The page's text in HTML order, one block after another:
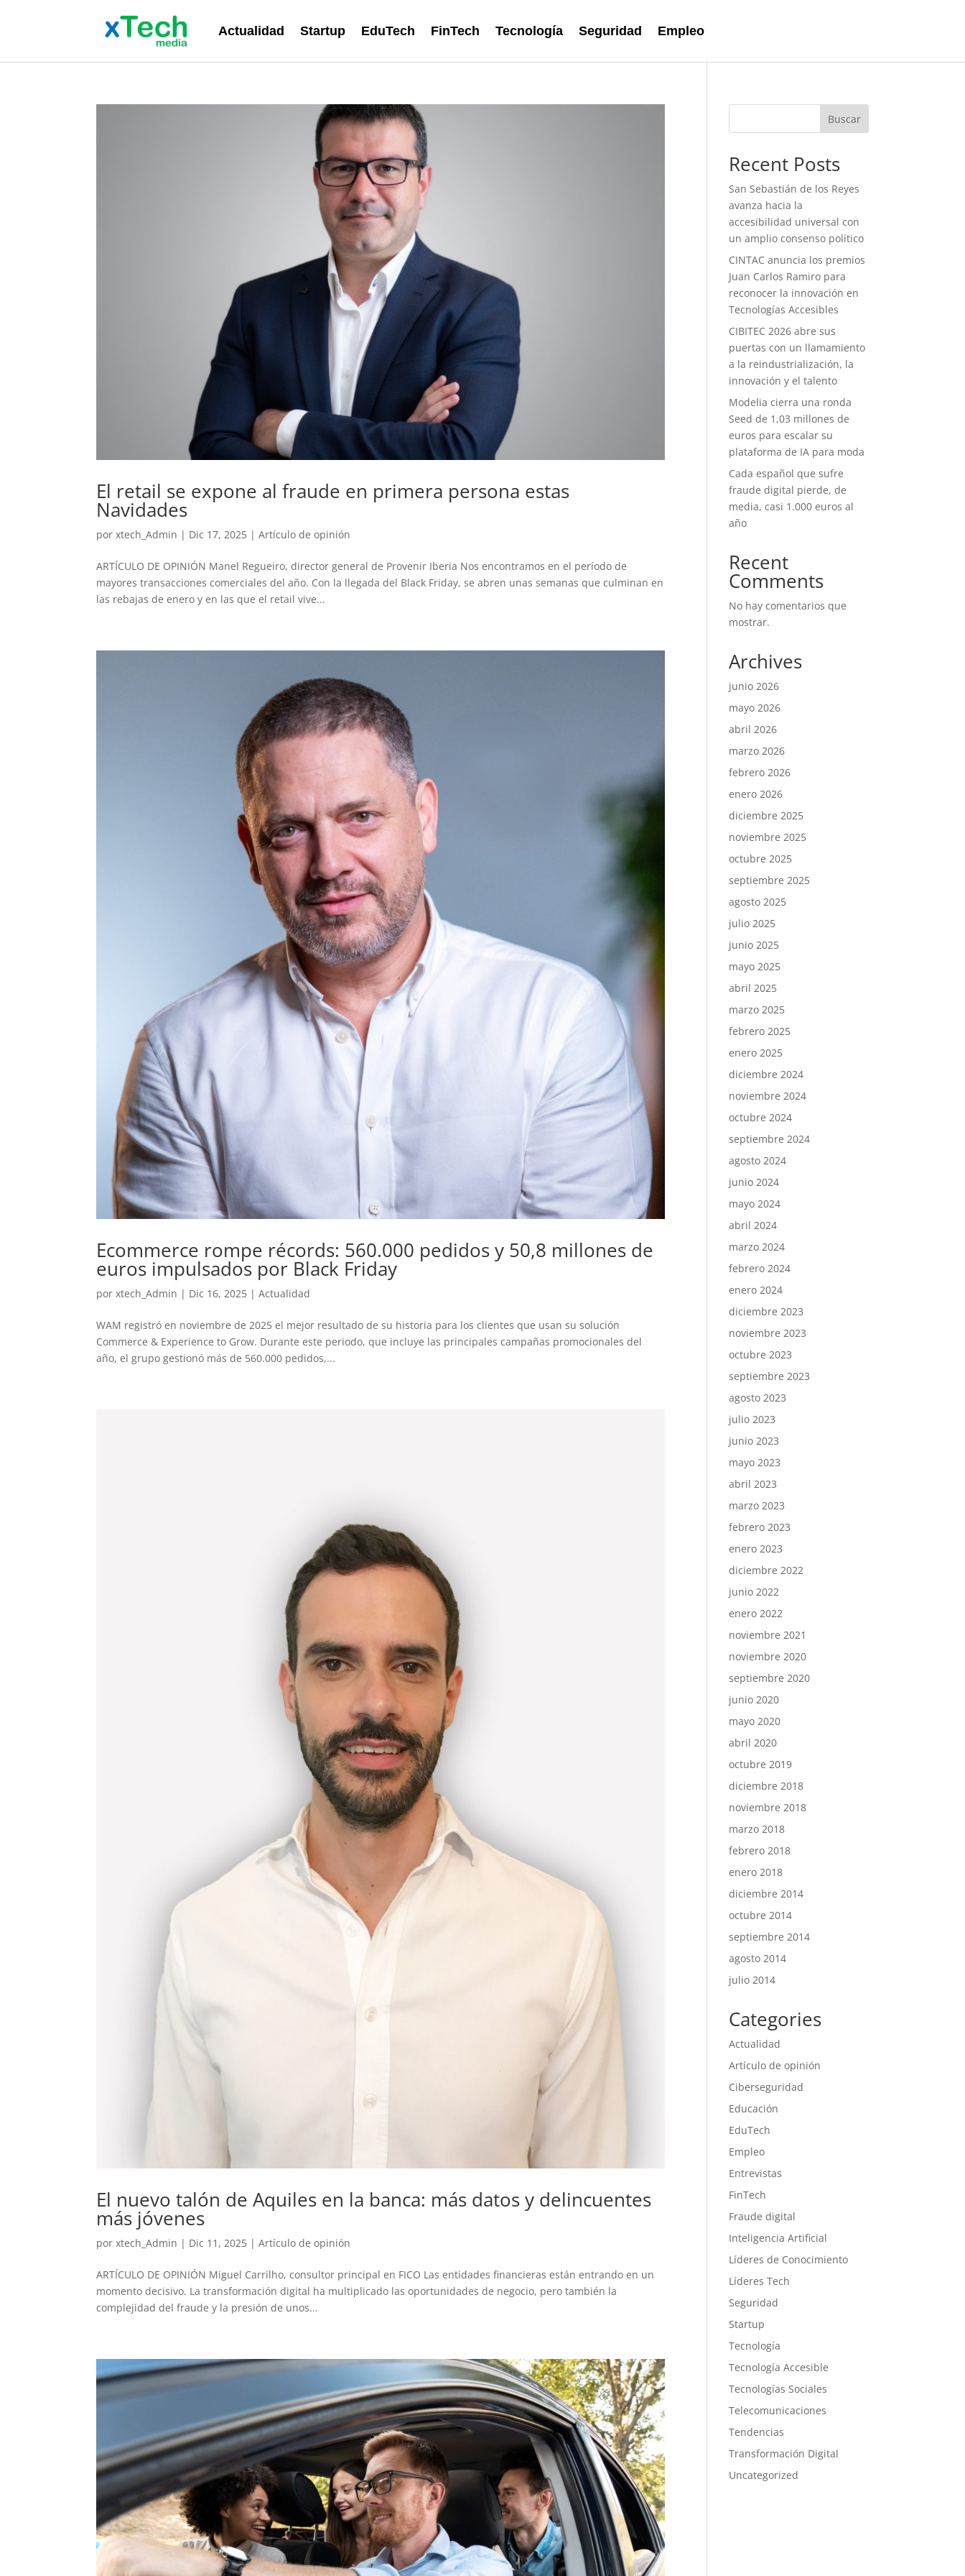
Actualidad Startup EduTech FinTech Tecnología Seguridad Empleo
El retail se expone al fraude en primera persona estas
Navidades
porxtech_Admin | Dic 17, 2025 |Artículo de opinión
ARTÍCULO DE OPINIÓN Manel Regueiro, director general de Provenir Iberia Nos encontramos en el período de
mayores transacciones comerciales del año. Con la llegada del Black Friday, se abren unas semanas que culminan en
las rebajas de enero y en las que el retail vive...
Ecommerce rompe récords: 560.000 pedidos y 50,8 millones de
euros impulsados por Black Friday
porxtech_Admin | Dic 16, 2025 |Actualidad
WAM registró en noviembre de 2025 el mejor resultado de su historia para los clientes que usan su solución
Commerce & Experience to Grow. Durante este periodo, que incluye las principales campañas promocionales del
año, el grupo gestionó más de 560.000 pedidos,...
El nuevo talón de Aquiles en la banca: más datos y delincuentes
más jóvenes
porxtech_Admin | Dic 11, 2025 |Artículo de opinión
ARTÍCULO DE OPINIÓN Miguel Carrilho, consultor principal en FICO Las entidades financieras están entrando en un
momento decisivo. La transformación digital ha multiplicado las oportunidades de negocio, pero también la
complejidad del fraude y la presión de unos...
Buscar
Recent Posts
San Sebastián de los Reyes
avanza hacia la
accesibilidad universal con
un amplio consenso político
CINTAC anuncia los premios
Juan Carlos Ramiro para
reconocer la innovación en
Tecnologías Accesibles
CIBITEC 2026 abre sus
puertas con un llamamiento
a la reindustrialización, la
innovación y el talento
Modelia cierra una ronda
Seed de 1,03 millones de
euros para escalar su
plataforma de IA para moda
Cada español que sufre
fraude digital pierde, de
media, casi 1.000 euros al
año
Recent
Comments
No hay comentarios que
mostrar.
Archives
junio 2026
mayo 2026
abril 2026
marzo 2026
febrero 2026
enero 2026
diciembre 2025
noviembre 2025
octubre 2025
septiembre 2025
agosto 2025
julio 2025
junio 2025
mayo 2025
abril 2025
marzo 2025
febrero 2025
enero 2025
diciembre 2024
noviembre 2024
octubre 2024
septiembre 2024
agosto 2024
junio 2024
mayo 2024
abril 2024
marzo 2024
febrero 2024
enero 2024
diciembre 2023
noviembre 2023
octubre 2023
septiembre 2023
agosto 2023
julio 2023
junio 2023
mayo 2023
abril 2023
marzo 2023
febrero 2023
enero 2023
diciembre 2022
junio 2022
enero 2022
noviembre 2021
noviembre 2020
septiembre 2020
junio 2020
mayo 2020
abril 2020
octubre 2019
diciembre 2018
noviembre 2018
marzo 2018
febrero 2018
enero 2018
diciembre 2014
octubre 2014
septiembre 2014
agosto 2014
julio 2014
Categories
Actualidad
Artículo de opinión
Ciberseguridad
Educación
EduTech
Empleo
Entrevistas
FinTech
Fraude digital
Inteligencia Artificial
Líderes de Conocimiento
Líderes Tech
Seguridad
Startup
Tecnología
Tecnología Accesible
Tecnologías Sociales
Telecomunicaciones
Tendencias
Transformación Digital
Uncategorized